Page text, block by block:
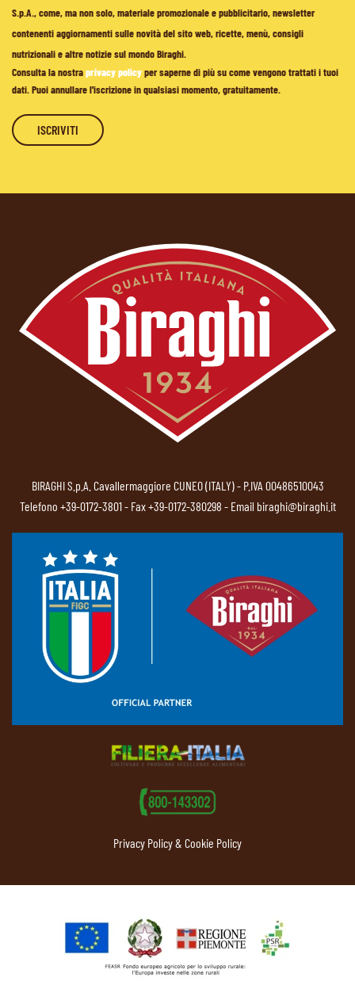
S.p.A., come, ma non solo, materiale promozionale e pubblicitario, newsletter
contenenti aggiornamenti sulle novità del sito web, ricette, menù, consigli
nutrizionali e altre notizie sul mondo Biraghi.
Consulta la nostraprivacy policyper saperne di più su come vengono trattati i tuoi
dati. Puoi annullare l'iscrizione in qualsiasi momento, gratuitamente.
BIRAGHI S.p.A. Cavallermaggiore CUNEO (ITALY) - P.IVA 00486510043
Telefono +39-0172-3801- Fax +39-0172-380298 - Email biraghi@biraghi.it
Privacy Policy & Cookie Policy